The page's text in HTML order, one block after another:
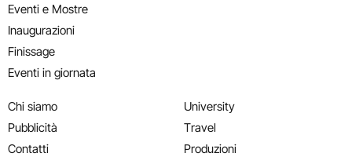
Eventi e Mostre
Inaugurazioni
Finissage
Eventi in giornata
Chi siamo
Pubblicità
Contatti
University
Travel
Produzioni